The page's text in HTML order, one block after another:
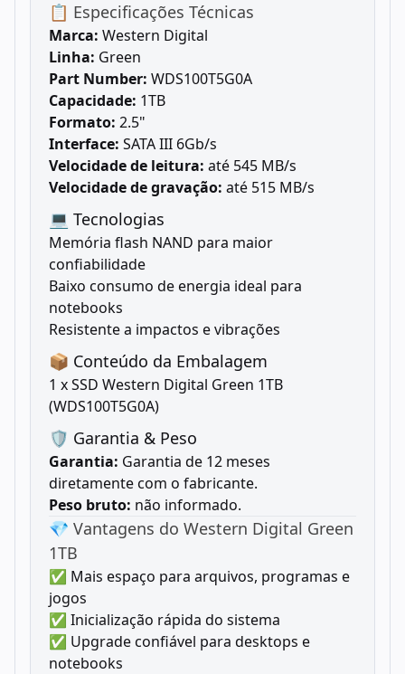
📋 Especificações Técnicas
Marca: Western Digital
Linha: Green
Part Number: WDS100T5G0A
Capacidade: 1TB
Formato: 2.5"
Interface: SATA III 6Gb/s
Velocidade de leitura: até 545 MB/s
Velocidade de gravação: até 515 MB/s
💻 Tecnologias
Memória flash NAND para maior
confiabilidade
Baixo consumo de energia ideal para
notebooks
Resistente a impactos e vibrações
📦 Conteúdo da Embalagem
1 x SSD Western Digital Green 1TB
(WDS100T5G0A)
🛡️ Garantia & Peso
Garantia: Garantia de 12 meses
diretamente com o fabricante.
Peso bruto: não informado.
💎 Vantagens do Western Digital Green
1TB
✅ Mais espaço para arquivos, programas e
jogos
✅ Inicialização rápida do sistema
✅ Upgrade confiável para desktops e
notebooks